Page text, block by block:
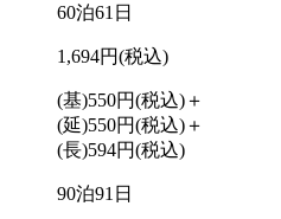
60泊61日
1,694円(税込)
(基)550円(税込)＋
(延)550円(税込)＋
(長)594円(税込)
90泊91日